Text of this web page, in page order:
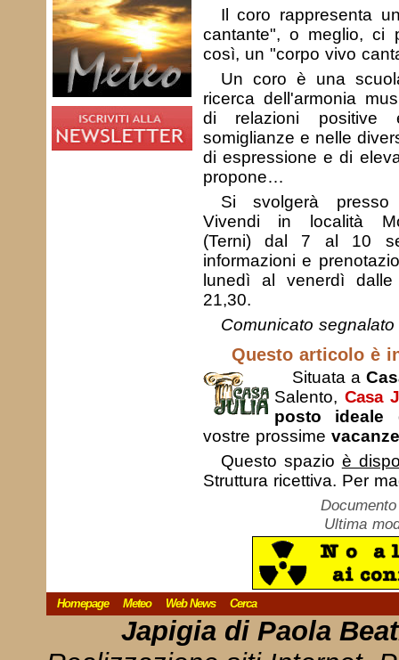
Il coro rappresenta
cantante", o meglio, ci
così, un "corpo vivo
Un coro è una
ricerca dell'armonia
di relazioni positive
somiglianze e nelle
di espressione e di
propone…
Si svolgerà presso
Vivendi in località
(Terni) dal 7 al 10
informazioni e
lunedì al venerdì
21,30.
Comunicato
Questo articolo è
Situata a
Salento,Casa
posto ideale
vostre prossime vacanze
Questo spazio è
Struttura ricettiva. Per
Ultima
Homepage Meteo Web News Cerca
Japigia di Paola